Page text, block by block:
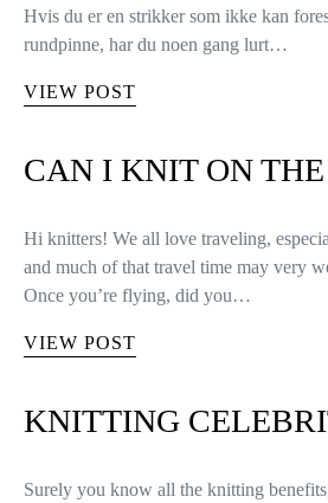
Hvis du er en strikker som ikke kan
rundpinne, har du noen gang lurt…
VIEW POST
CAN I KNIT ON
Hi knitters! We all love traveling,
and much of that travel time may very
Once you’re flying, did you…
VIEW POST
KNITTING
Surely you know all the knitting